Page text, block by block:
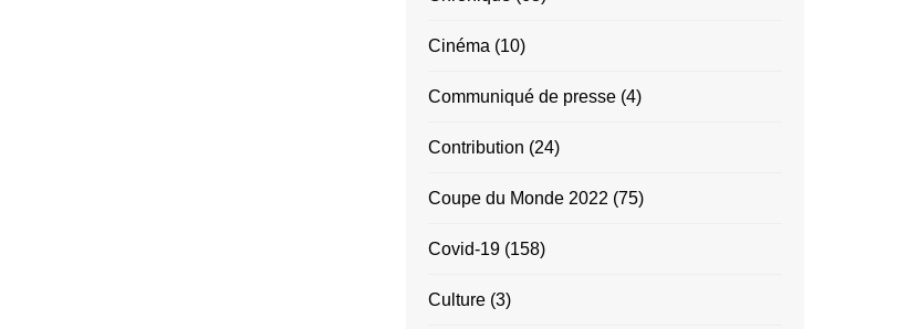
Cinéma (10)
Communiqué de presse (4)
Contribution (24)
Coupe du Monde 2022 (75)
Covid-19 (158)
Culture (3)